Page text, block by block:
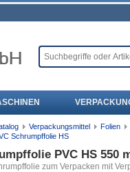
Verpackungsmittel
Folien
Schrumpffolie HS
PVC HS 550
zum Verpacken mit